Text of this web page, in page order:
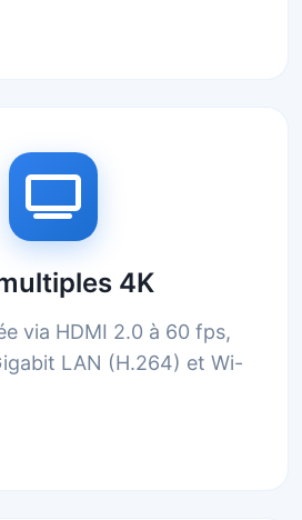
4K
via HDMI 2.0 à 60 fps,
LAN (H.264) et Wi-